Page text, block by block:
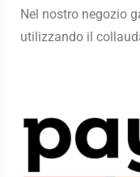
Nel nostro negozio
utilizzando il